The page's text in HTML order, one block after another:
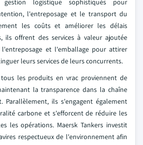
logistique sophistiqués pour
l'entreposage et le transport du
les coûts et améliorer les délais
ils offrent des services à valeur ajoutée
et l'emballage pour attirer
leurs services de leurs concurrents.
les produits en vrac proviennent de
la transparence dans la chaîne
Parallèlement, ils s'engagent également
carbone et s'efforcent de réduire les
les opérations. Maersk Tankers investit
respectueux de l'environnement afin